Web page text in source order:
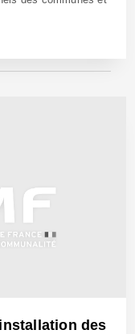
des